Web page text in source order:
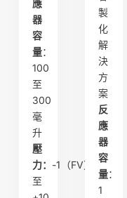
應
器
容
量：
100
至
300
毫
升
壓
力： -1（FV）
至
製
化
解
決
方
案
反
應
器
容
量：
1